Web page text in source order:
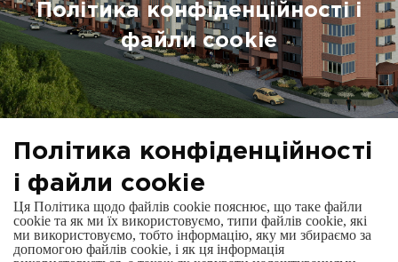
Політика конфіденційності і
файли cookie
Політика конфіденційності
і файли cookie
Ця Політика щодо файлів cookie пояснює, що таке файли
cookie та як ми їх використовуємо, типи файлів cookie, які
ми використовуємо, тобто інформацію, яку ми збираємо за
допомогою файлів cookie, і як ця інформація